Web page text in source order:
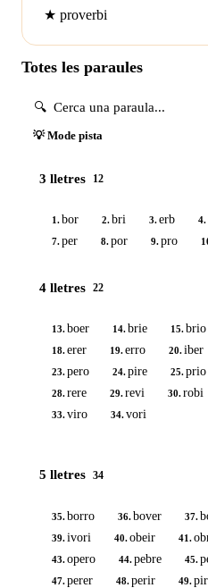
★ proverbi
Totes les paraules
💡 Mode pista
3 lletres 12
1.bor 2.bri 3.erb 4.
7.per 8.por 9.pro
4 lletres 22
13.boer 14.brie 15.brio
18.erer 19.erro 20.iber
23.pero 24.pire 25.prio
28.rere 29.revi 30.robi
33.viro 34.vori
5 lletres 34
35.borro 36.bover 37.
39.ivori 40.obeir 41.
43.opero 44.pebre 45.
47.perer 48.perir 49.